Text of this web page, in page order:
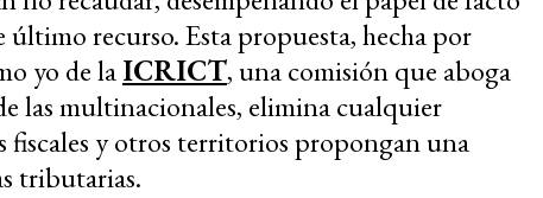
último recurso. Esta propuesta, hecha por
yo de laICRICT, una comisión que aboga
las multinacionales, elimina cualquier
fiscales y otros territorios propongan una
tributarias.